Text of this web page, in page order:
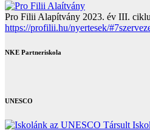
Pro Filii Alapítvány 2023. év III.
https://profilii.hu/nyertesek/
NKE Partneriskola
UNESCO